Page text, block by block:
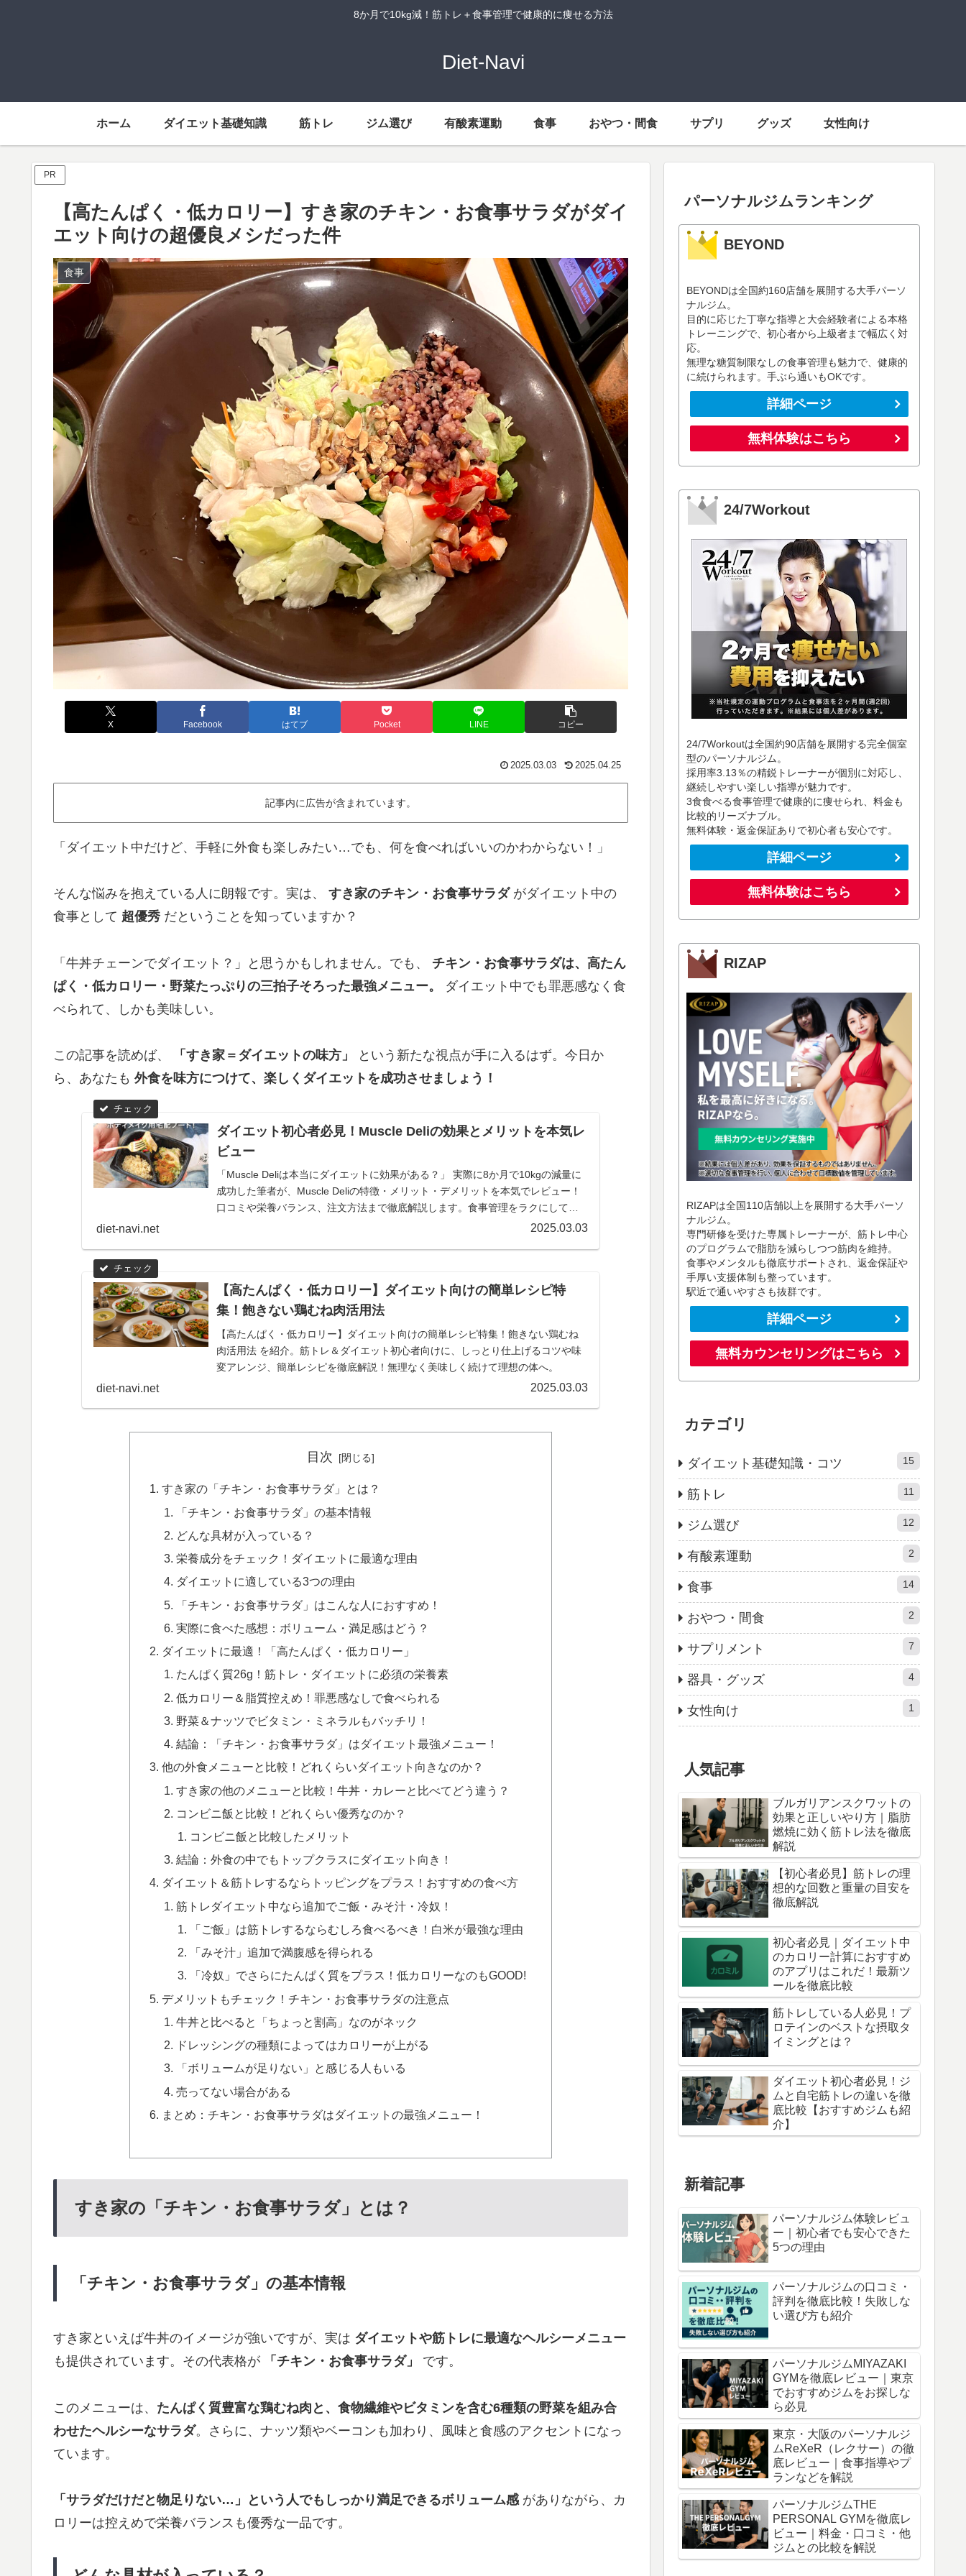
8か月で10kg減！筋トレ＋食事管理で健康的に痩せる方法
Diet-Navi
ホーム ダイエット基礎知識 筋トレ ジム選び 有酸素運動 食事 おやつ・間食 サプリ グッズ 女性向け
PR
【高たんぱく・低カロリー】すき家のチキン・お食事サラダがダイ
エット向けの超優良メシだった件
食事
X Facebook はてブ Pocket LINE コピー
2025.03.03 2025.04.25
記事内に広告が含まれています。
「ダイエット中だけど、手軽に外食も楽しみたい…でも、何を食べればいいのかわからない！」
そんな悩みを抱えている人に朗報です。実は、 すき家のチキン・お食事サラダがダイエット中の
食事として 超優秀 だということを知っていますか？
「牛丼チェーンでダイエット？」と思うかもしれません。でも、 チキン・お食事サラダは、高たん
ぱく・低カロリー・野菜たっぷりの三拍子そろった最強メニュー。
ダイエット中でも罪悪感なく食
べられて、しかも美味しい。
この記事を読めば、 「すき家＝ダイエットの味方」
という新たな視点が手に入るはず。今日か
ら、あなたも 外食を味方につけて、楽しくダイエットを成功させましょう！
ダイエット初心者必見！Muscle Deliの効果とメリットを本気レ
ビュー
「Muscle Deliは本当にダイエットに効果がある？」 実際に8か月で10kgの減量に
成功した筆者が、Muscle Deliの特徴・メリット・デメリットを本気でレビュー！
口コミや栄養バランス、注文方法まで徹底解説します。食事管理をラクにして効
diet-navi.net 2025.03.03
【高たんぱく・低カロリー】ダイエット向けの簡単レシピ特
集！飽きない鶏むね肉活用法
【高たんぱく・低カロリー】ダイエット向けの簡単レシピ特集！飽きない鶏むね
肉活用法 を紹介。筋トレ＆ダイエット初心者向けに、しっとり仕上げるコツや味
変アレンジ、簡単レシピを徹底解説！無理なく美味しく続けて理想の体へ。
diet-navi.net 2025.03.03
目次
すき家の「チキン・お食事サラダ」とは？
「チキン・お食事サラダ」の基本情報
どんな具材が入っている？
栄養成分をチェック！ダイエットに最適な理由
ダイエットに適している3つの理由
「チキン・お食事サラダ」はこんな人におすすめ！
実際に食べた感想：ボリューム・満足感はどう？
ダイエットに最適！「高たんぱく・低カロリー」
たんぱく質26g！筋トレ・ダイエットに必須の栄養素
低カロリー＆脂質控えめ！罪悪感なしで食べられる
野菜＆ナッツでビタミン・ミネラルもバッチリ！
結論：「チキン・お食事サラダ」はダイエット最強メニュー！
他の外食メニューと比較！どれくらいダイエット向きなのか？
すき家の他のメニューと比較！牛丼・カレーと比べてどう違う？
コンビニ飯と比較！どれくらい優秀なのか？
コンビニ飯と比較したメリット
結論：外食の中でもトップクラスにダイエット向き！
ダイエット＆筋トレするならトッピングをプラス！おすすめの食べ方
筋トレダイエット中なら追加でご飯・みそ汁・冷奴！
「ご飯」は筋トレするならむしろ食べるべき！白米が最強な理由
「みそ汁」追加で満腹感を得られる
「冷奴」でさらにたんぱく質をプラス！低カロリーなのもGOOD!
デメリットもチェック！チキン・お食事サラダの注意点
牛丼と比べると「ちょっと割高」なのがネック
ドレッシングの種類によってはカロリーが上がる
「ボリュームが足りない」と感じる人もいる
売ってない場合がある
まとめ：チキン・お食事サラダはダイエットの最強メニュー！
すき家の「チキン・お食事サラダ」とは？
「チキン・お食事サラダ」の基本情報
すき家といえば牛丼のイメージが強いですが、実は ダイエットや筋トレに最適なヘルシーメニュー
も提供されています。その代表格が
「チキン・お食事サラダ」 です。
このメニューは、 たんぱく質豊富な鶏むね肉と、食物繊維やビタミンを含む6種類の野菜を組み合
わせたヘルシーなサラダ。さらに、ナッツ類やベーコンも加わり、風味と食感のアクセントになっ
ています。
「サラダだけだと物足りない…」という人でもしっかり満足できるボリューム感 がありながら、カ
ロリーは控えめで栄養バランスも優秀な一品です。
パーソナルジムランキング
BEYOND
BEYONDは全国約160店舗を展開する大手パーソ
ナルジム。
目的に応じた丁寧な指導と大会経験者による本格
トレーニングで、初心者から上級者まで幅広く対
応。
無理な糖質制限なしの食事管理も魅力で、健康的
に続けられます。手ぶら通いもOKです。
詳細ページ
無料体験はこちら
24/7Workout
24/7Workoutは全国約90店舗を展開する完全個室
型のパーソナルジム。
採用率3.13％の精鋭トレーナーが個別に対応し、
継続しやすい楽しい指導が魅力です。
3食食べる食事管理で健康的に痩せられ、料金も
比較的リーズナブル。
無料体験・返金保証ありで初心者も安心です。
詳細ページ
無料体験はこちら
RIZAP
RIZAPは全国110店舗以上を展開する大手パーソ
ナルジム。
専門研修を受けた専属トレーナーが、筋トレ中心
のプログラムで脂肪を減らしつつ筋肉を維持。
食事やメンタルも徹底サポートされ、返金保証や
手厚い支援体制も整っています。
駅近で通いやすさも抜群です。
詳細ページ
無料カウンセリングはこちら
カテゴリ
ダイエット基礎知識・コツ 15
筋トレ 11
ジム選び 12
有酸素運動 2
食事 14
おやつ・間食 2
サプリメント 7
器具・グッズ 4
女性向け 1
人気記事
ブルガリアンスクワットの
効果と正しいやり方｜脂肪
燃焼に効く筋トレ法を徹底
解説
【初心者必見】筋トレの理
想的な回数と重量の目安を
徹底解説
初心者必見｜ダイエット中
のカロリー計算におすすめ
のアプリはこれだ！最新ツ
ールを徹底比較
筋トレしている人必見！プ
ロテインのベストな摂取タ
イミングとは？
ダイエット初心者必見！ジ
ムと自宅筋トレの違いを徹
底比較【おすすめジムも紹
介】
新着記事
パーソナルジム体験レビュ
ー｜初心者でも安心できた
5つの理由
パーソナルジムの口コミ・
評判を徹底比較！失敗しな
い選び方も紹介
パーソナルジムMIYAZAKI
GYMを徹底レビュー｜東京
でおすすめジムをお探しな
ら必見
東京・大阪のパーソナルジ
ムReXeR（レクサー）の徹
底レビュー｜食事指導やプ
ランなどを解説
パーソナルジムTHE
PERSONAL GYMを徹底レ
ビュー｜料金・口コミ・他
ジムとの比較を解説